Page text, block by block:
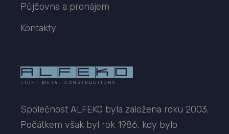
Společnost ALFEKO byla založena roku 2003.
Počátkem však byl rok 1986, kdy bylo
Půjčovna a pronájem
Kontakty